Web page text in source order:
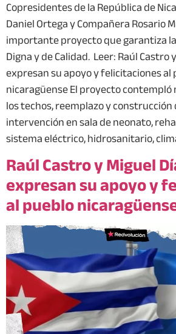
Copresidentes de la República de
Daniel Ortega y Compañera Rosario
importante proyecto que garantiza
Digna y de Calidad. Leer: Raúl Castro
expresan su apoyo y felicitaciones al
nicaragüense El proyecto
los techos, reemplazo y
intervención en sala de neonato,
sistema eléctrico, hidrosanitario,
Raúl Castro y Miguel
expresan su apoyo y
al pueblo